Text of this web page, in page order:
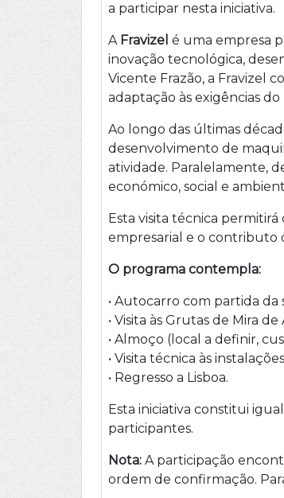
a participar nesta iniciativa.
A Fravizel é uma empresa
inovação tecnológica,
Vicente Frazão, a Fravizel
adaptação às exigências
Ao longo das últimas
desenvolvimento de
atividade. Paralelamente,
económico, social e
Esta visita técnica
empresarial e o contributo
O programa contempla:
• Autocarro com partida da
• Visita às Grutas de Mira
• Almoço (local a definir,
• Visita técnica às
• Regresso a Lisboa.
Esta iniciativa constitui
participantes.
Nota: A participação
ordem de confirmação.